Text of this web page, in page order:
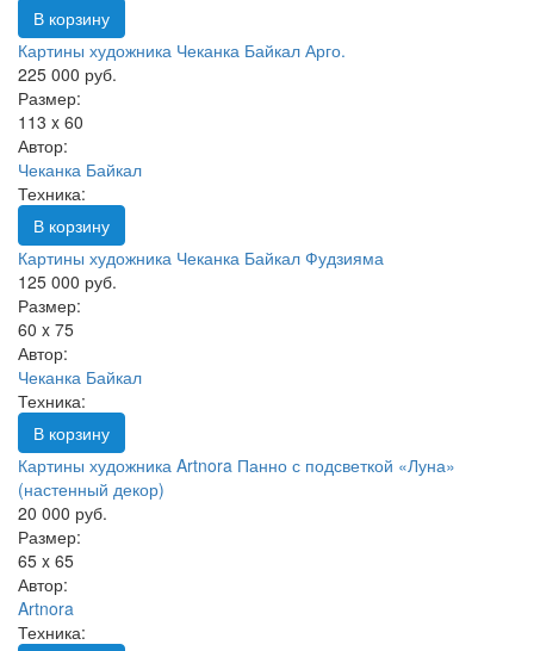
В корзину
Картины художника Чеканка Байкал Арго.
225 000 руб.
Размер:
113 x 60
Автор:
Чеканка Байкал
Техника:
В корзину
Картины художника Чеканка Байкал Фудзияма
125 000 руб.
Размер:
60 x 75
Автор:
Чеканка Байкал
Техника:
В корзину
Картины художника Artnora Панно с подсветкой «Луна»
(настенный декор)
20 000 руб.
Размер:
65 x 65
Автор:
Artnora
Техника: